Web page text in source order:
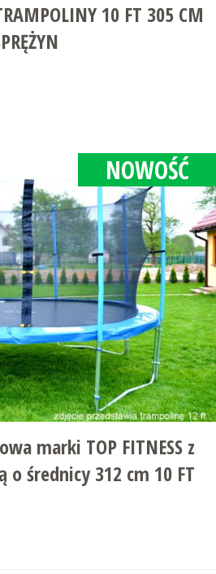
10 FT 305 CM
NOWOŚĆ
marki TOP FITNESS z
średnicy 312 cm 10 FT